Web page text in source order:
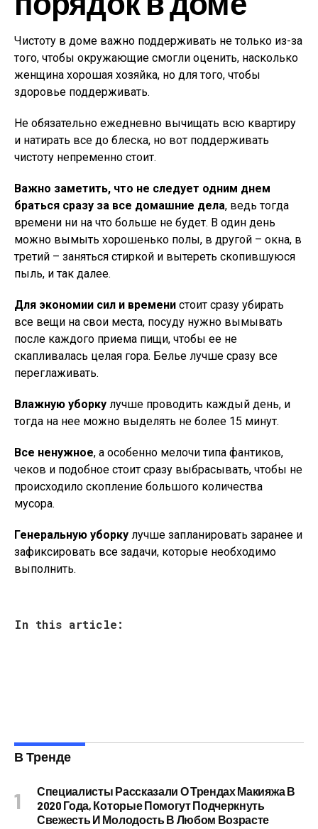
Чистоту в доме важно поддерживать не только из-за
того, чтобы окружающие смогли оценить, насколько
женщина хорошая хозяйка, но для того, чтобы
здоровье поддерживать.
Не обязательно ежедневно вычищать всю квартиру
и натирать все до блеска, но вот поддерживать
чистоту непременно стоит.
Важно заметить, что не следует одним днем
браться сразу за все домашние дела, ведь тогда
времени ни на что больше не будет. В один день
можно вымыть хорошенько полы, в другой – окна, в
третий – заняться стиркой и вытереть скопившуюся
пыль, и так далее.
Для экономии сил и времени стоит сразу убирать
все вещи на свои места, посуду нужно вымывать
после каждого приема пищи, чтобы ее не
скапливалась целая гора. Белье лучше сразу все
переглаживать.
Влажную уборку лучше проводить каждый день, и
тогда на нее можно выделять не более 15 минут.
Все ненужное, а особенно мелочи типа фантиков,
чеков и подобное стоит сразу выбрасывать, чтобы не
происходило скопление большого количества
мусора.
Генеральную уборку лучше запланировать заранее и
зафиксировать все задачи, которые необходимо
выполнить.
In this article:
В Тренде
Специалисты Рассказали О Трендах Макияжа В
2020 Года, Которые Помогут Подчеркнуть
Свежесть И Молодость В Любом Возрасте